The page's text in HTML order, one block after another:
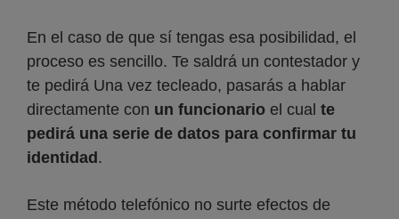
En el caso de que sí tengas esa posibilidad, el
proceso es sencillo. Te saldrá un contestador y
te pedirá Una vez tecleado, pasarás a hablar
directamente con un funcionario el cual te
pedirá una serie de datos para confirmar tu
identidad .
Este método telefónico no surte efectos de